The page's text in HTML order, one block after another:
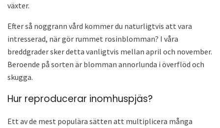
växter.
Efter så noggrann vård kommer du naturligtvis att vara
intresserad, när gör rummet rosinblomman? I våra
breddgrader sker detta vanligtvis mellan april och november.
Beroende på sorten är blomman annorlunda i överflöd och
skugga.
Hur reproducerar inomhuspjäs?
Ett av de mest populära sätten att multiplicera många